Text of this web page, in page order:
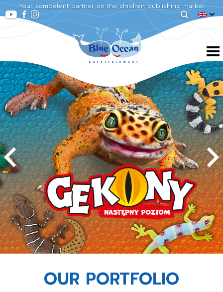
Your competent partner on the children publishing market
OUR PORTFOLIO